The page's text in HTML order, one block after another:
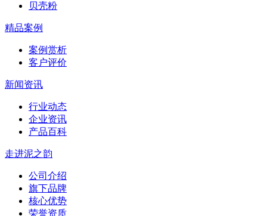
贝壳粉
精品案例
案例赏析
客户评价
新闻资讯
行业动态
企业资讯
产品百科
走进泥之韵
公司介绍
旗下品牌
核心优势
荣誉资质